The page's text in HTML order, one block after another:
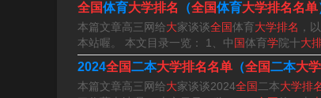
全国985大学共有39所，其中一期名单共有
第27所，华东师范大学在上海。第28所大
所中南大学在湖南长沙。第31所中国农业
全国体育大学排名 （全国体育大学排名名单
本篇文章高三网给大家谈谈全国体育大学排名 ，
本站喔。 本文目录一览： 1、中 国体育学院十大
2024全国二本大学排名名单 （全国二本大学
本篇文章高三网给大家谈谈2024全国 二本大学排